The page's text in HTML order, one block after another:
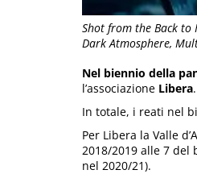
Shot from the Back to
Dark Atmosphere,
Nel biennio della
l’associazione Libera.
In totale, i reati nel
Per Libera la Valle
2018/2019 alle 7 del
nel 2020/21).